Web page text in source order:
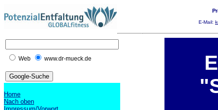
E-Mail:
Web www.dr-mueck.de
Home
Nach oben